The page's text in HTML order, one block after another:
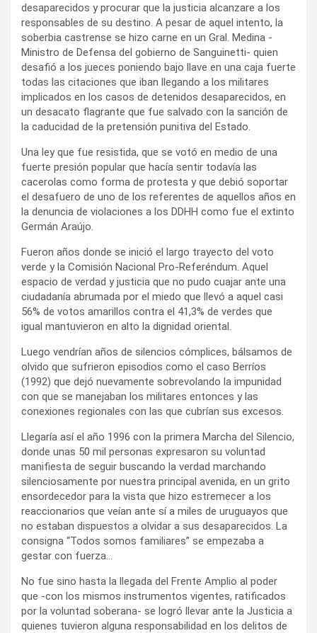
desaparecidos y procurar que la justicia alcanzare a los
responsables de su destino. A pesar de aquel intento, la
soberbia castrense se hizo carne en un Gral. Medina -
Ministro de Defensa del gobierno de Sanguinetti- quien
desafió a los jueces poniendo bajo llave en una caja fuerte
todas las citaciones que iban llegando a los militares
implicados en los casos de detenidos desaparecidos, en
un desacato flagrante que fue salvado con la sanción de
la caducidad de la pretensión punitiva del Estado.
Una ley que fue resistida, que se votó en medio de una
fuerte presión popular que hacía sentir todavía las
cacerolas como forma de protesta y que debió soportar
el desafuero de uno de los referentes de aquellos años en
la denuncia de violaciones a los DDHH como fue el extinto
Germán Araújo.
Fueron años donde se inició el largo trayecto del voto
verde y la Comisión Nacional Pro-Referéndum. Aquel
espacio de verdad y justicia que no pudo cuajar ante una
ciudadanía abrumada por el miedo que llevó a aquel casi
56% de votos amarillos contra el 41,3% de verdes que
igual mantuvieron en alto la dignidad oriental.
Luego vendrían años de silencios cómplices, bálsamos de
olvido que sufrieron episodios como el caso Berríos
(1992) que dejó nuevamente sobrevolando la impunidad
con que se manejaban los militares entonces y las
conexiones regionales con las que cubrían sus excesos.
Llegaría así el año 1996 con la primera Marcha del Silencio,
donde unas 50 mil personas expresaron su voluntad
manifiesta de seguir buscando la verdad marchando
silenciosamente por nuestra principal avenida, en un grito
ensordecedor para la vista que hizo estremecer a los
reaccionarios que veían ante sí a miles de uruguayos que
no estaban dispuestos a olvidar a sus desaparecidos. La
consigna “Todos somos familiares” se empezaba a
gestar con fuerza…
No fue sino hasta la llegada del Frente Amplio al poder
que -con los mismos instrumentos vigentes, ratificados
por la voluntad soberana- se logró llevar ante la Justicia a
quienes tuvieron alguna responsabilidad en los delitos de